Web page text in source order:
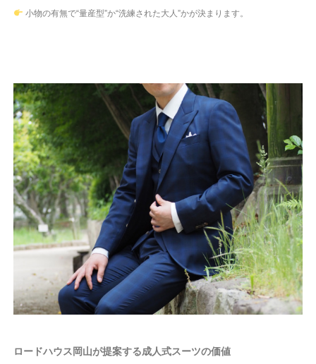
小物の有無で“量産型”か“洗練された大人”かが決まります。
ロードハウス岡山が提案する成人式スーツの価値